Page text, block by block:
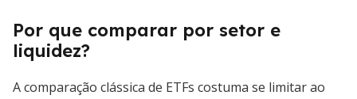
Por que comparar por setor e
liquidez?
A comparação clássica de ETFs costuma se limitar ao